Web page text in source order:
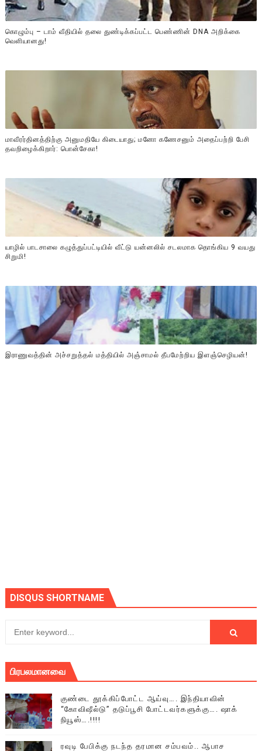
கொழும்பு – டாம் வீதியில் தலை துண்டிக்கப்பட்ட பெண்ணின் DNA அறிக்கை
வௌியானது!
மாவீரர்தினத்திற்கு அனுமதியே கிடையாது; மனோ கணேசனும் அதைப்பற்றி பேசி
தவறிழைக்கிறார்: பொன்சேகா!
யாழில் பாடசாலை கழுத்துப்பட்டியில் வீட்டு யன்னலில் சடலமாக தொங்கிய 9 வயது
சிறுமி!
இராணுவத்தின் அச்சறுத்தல் மத்தியில் அஞ்சாமல் தீபமேற்றிய இளஞ்செழியன்!
DISQUS SHORTNAME
பிரபலமானவை
குண்டை தூக்கிப்போட்ட ஆய்வு…. இந்தியாவின்
“கோவிஷீல்டு” தடுப்பூசி போட்டவர்களுக்கு…. ஷாக்
நியூஸ்….!!!!
ரவுடி பேபிக்கு நடந்த தரமான சம்பவம்.. ஆபாச